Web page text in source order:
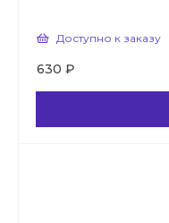
Доступно к заказу
630 ₽